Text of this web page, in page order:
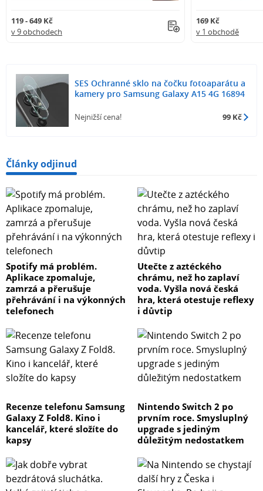
119 - 649 Kč
v 9 obchodech
169 Kč
v 1 obchodě
SES Ochranné sklo na čočku fotoaparátu a
kamery pro Samsung Galaxy A15 4G 16894
Nejnižší cena! 99 Kč
Články odjinud
Spotify má problém.
Aplikace zpomaluje,
zamrzá a přerušuje
přehrávání i na výkonných
telefonech
Utečte z aztéckého
chrámu, než ho zaplaví
voda. Vyšla nová česká
hra, která otestuje reflexy
i důvtip
Recenze telefonu Samsung
Galaxy Z Fold8. Kino i
kancelář, které složíte do
kapsy
Nintendo Switch 2 po
prvním roce. Smysluplný
upgrade s jediným
důležitým nedostatkem